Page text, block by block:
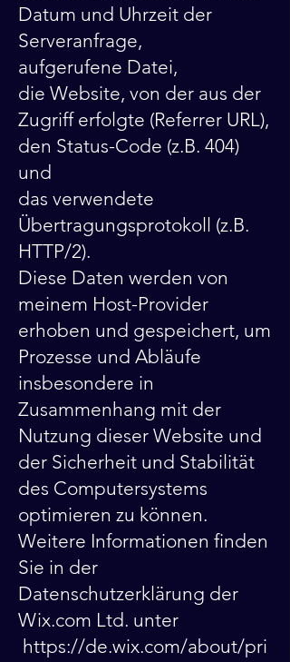
Datum und Uhrzeit der
Serveranfrage,
aufgerufene Datei,
die Website, von der aus der
Zugriff erfolgte (Referrer URL),
den Status-Code (z.B. 404)
und
das verwendete
Übertragungsprotokoll (z.B.
HTTP/2).
Diese Daten werden von
meinem Host-Provider
erhoben und gespeichert, um
Prozesse und Abläufe
insbesondere in
Zusammenhang mit der
Nutzung dieser Website und
der Sicherheit und Stabilität
des Computersystems
optimieren zu können.
Weitere Informationen finden
Sie in der
Datenschutzerklärung der
Wix.com Ltd. unter
https://de.wix.com/about/pri